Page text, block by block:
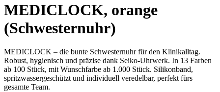
MEDICLOCK, orange
(Schwesternuhr)
MEDICLOCK – die bunte Schwesternuhr für den Klinikalltag.
Robust, hygienisch und präzise dank Seiko-Uhrwerk. In 13 Farben
ab 100 Stück, mit Wunschfarbe ab 1.000 Stück. Silikonband,
spritzwassergeschützt und individuell veredelbar, perfekt fürs
gesamte Team.